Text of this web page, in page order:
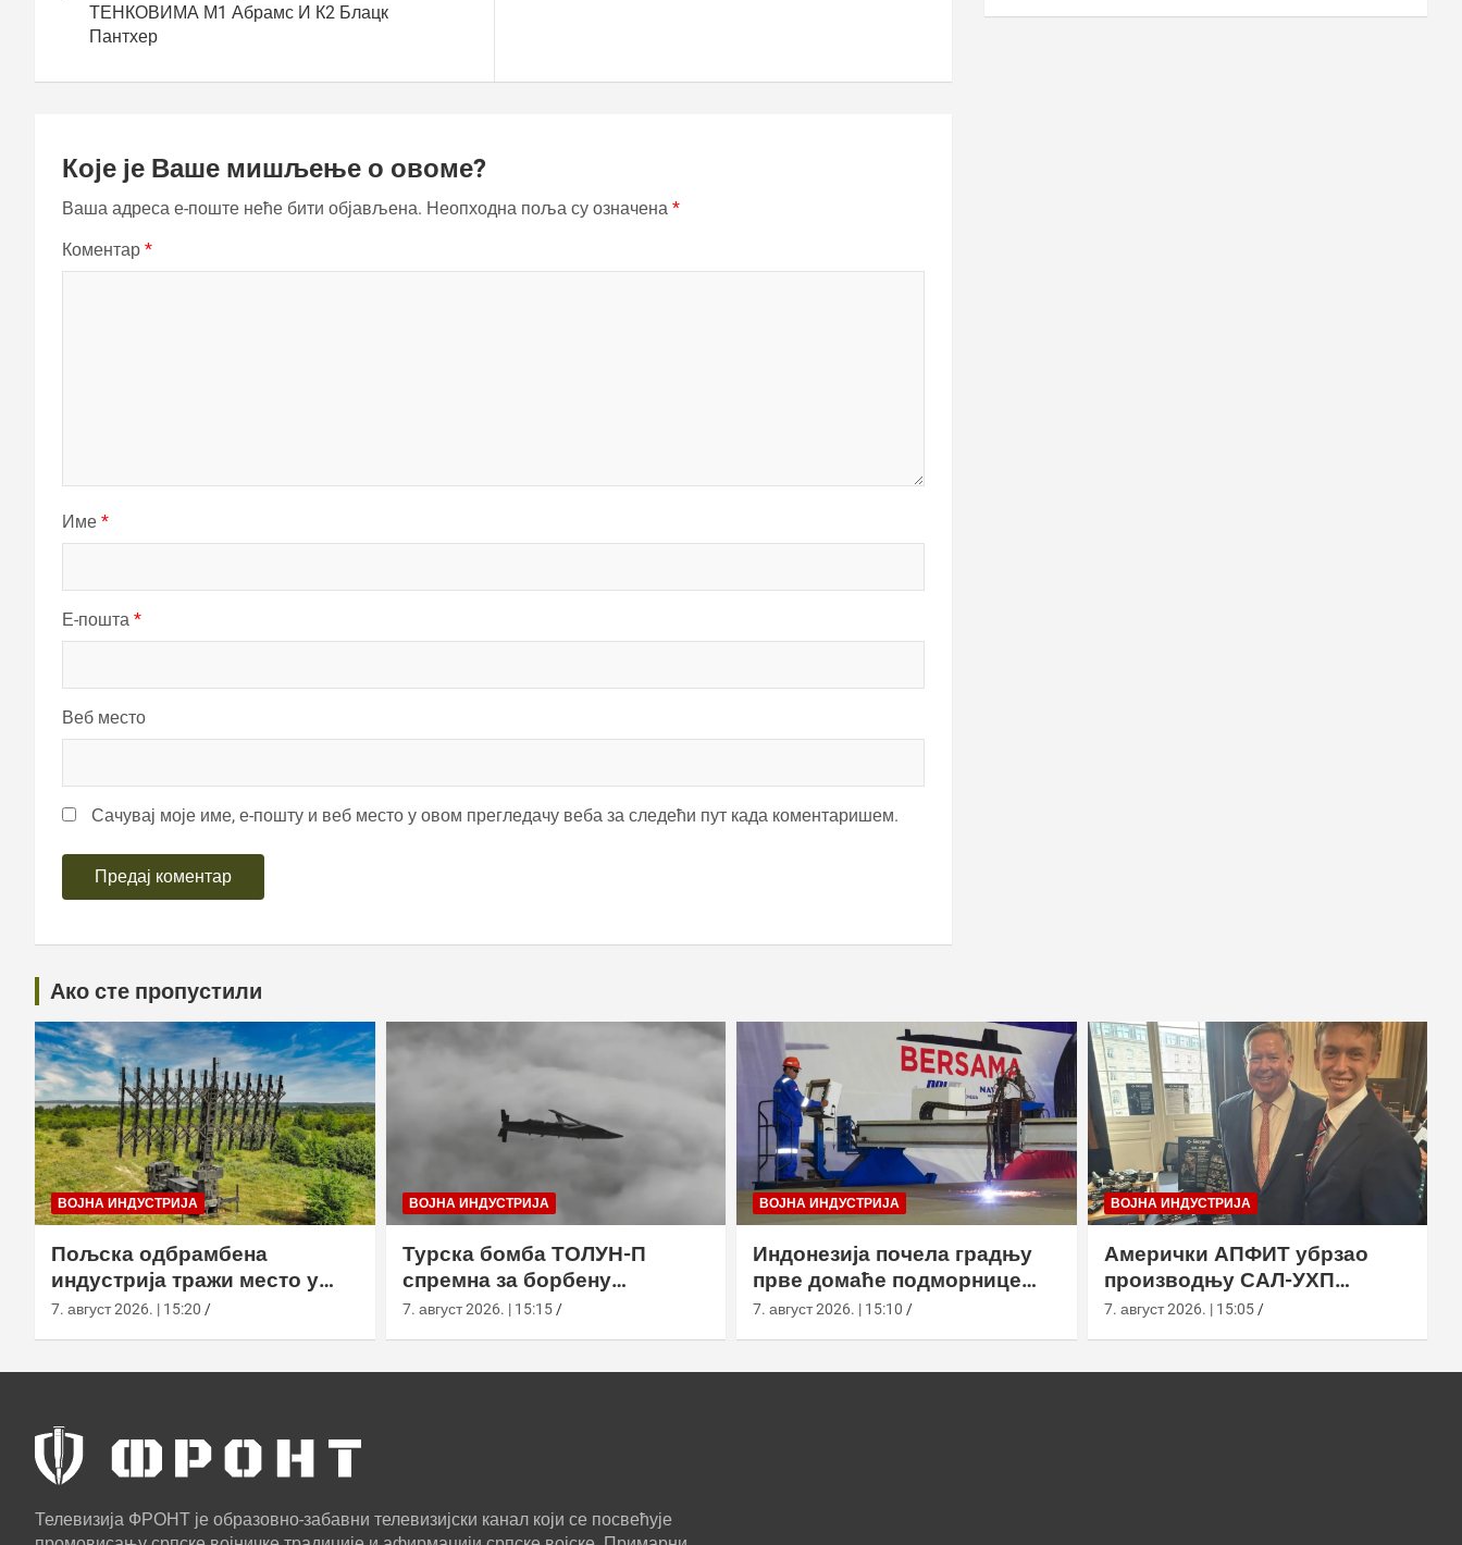
ТЕНКОВИМА М1 Абрамс И К2 Блацк
Пантхер
Које је Ваше мишљење о овоме?
Ваша адреса е-поште неће бити објављена. Неопходна поља су означена *
Коментар *
Име *
Е-пошта *
Веб место
Сачувај моје име, е-пошту и веб место у овом прегледачу веба за следећи пут када коментаришем.
Ако сте пропустили
ВОЈНА ИНДУСТРИЈА
Пољска одбрамбена
индустрија тражи место у
европском противракетном
7. август 2026. | 15:20
ВОЈНА ИНДУСТРИЈА
Турска бомба ТОЛУН-П
спремна за борбену
употребу
7. август 2026. | 15:15
ВОЈНА ИНДУСТРИЈА
Индонезија почела градњу
прве домаће подморнице
класе Сцорпèне
7. август 2026. | 15:10
ВОЈНА ИНДУСТРИЈА
Амерички АПФИТ убрзао
производњу САЛ-УХП
ласера за УССОЦОМ
7. август 2026. | 15:05
Телевизија ФРОНТ је образовно-забавни телевизијски канал који се посвећује